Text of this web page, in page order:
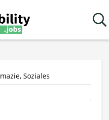
Soziales